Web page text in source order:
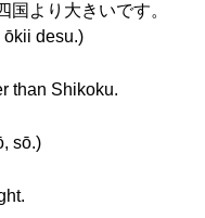
国より大きいです。
ōkii desu.)
than Shikoku.
sō.)